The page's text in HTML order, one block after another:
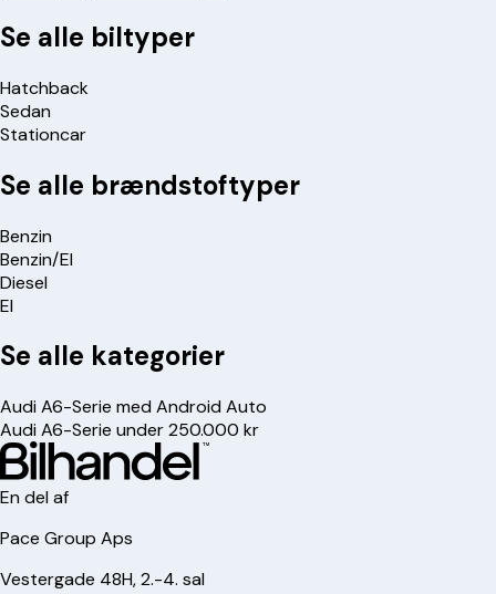
Se alle biltyper
Hatchback
Sedan
Stationcar
Se alle brændstoftyper
Benzin
Benzin/El
Diesel
El
Se alle kategorier
Audi A6-Serie med Android Auto
Audi A6-Serie under 250.000 kr
En del af
Pace Group Aps
Vestergade 48H, 2.-4. sal